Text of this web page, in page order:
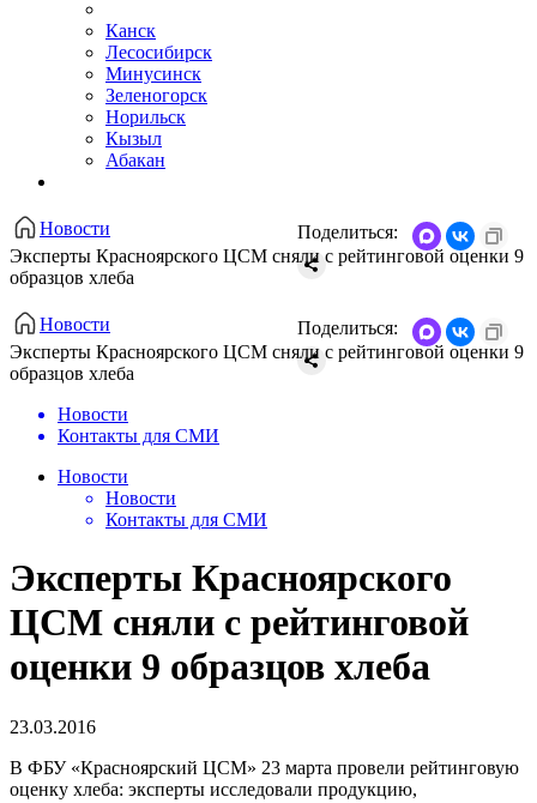
Канск
Лесосибирск
Минусинск
Зеленогорск
Норильск
Кызыл
Абакан
Новости
Эксперты Красноярского ЦСМ сняли с рейтинговой оценки 9
образцов хлеба
Поделиться:
Новости
Эксперты Красноярского ЦСМ сняли с рейтинговой оценки 9
образцов хлеба
Поделиться:
Новости
Контакты для СМИ
Новости
Новости
Контакты для СМИ
Эксперты Красноярского
ЦСМ сняли с рейтинговой
оценки 9 образцов хлеба
23.03.2016
В ФБУ «Красноярский ЦСМ» 23 марта провели рейтинговую
оценку хлеба: эксперты исследовали продукцию,